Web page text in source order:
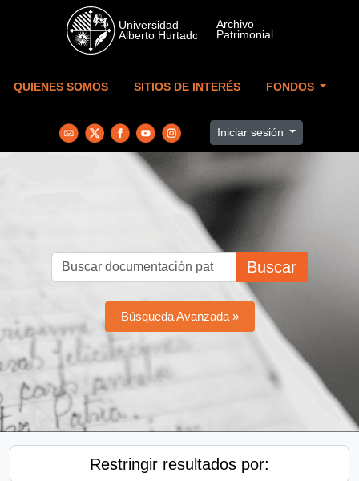
Skip to main content
QUIENES SOMOS SITIOS DE INTERÉS FONDOS
Iniciar sesión
Buscar
Búsqueda Avanzada »
Restringir resultados por: